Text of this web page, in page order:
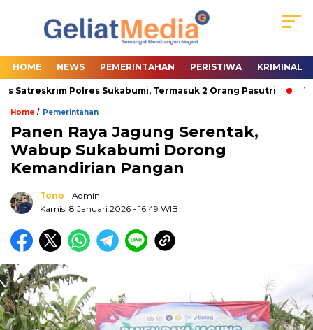
HOME NEWS PEMERINTAHAN PERISTIWA KRIMINAL
Polres Sukabumi, Termasuk 2 Orang Pasutri
Home / Pemerintahan
Panen Raya Jagung Serentak,
Wabup Sukabumi Dorong
Kemandirian Pangan
Tono - Admin
Kamis, 8 Januari 2026 - 16:49 WIB